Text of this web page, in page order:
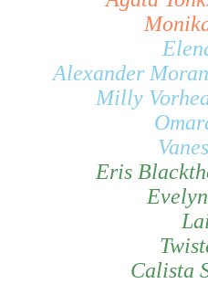
Alexander
Milly
Eris
Calista